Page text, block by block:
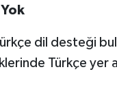
dil desteği
Türkçe yer